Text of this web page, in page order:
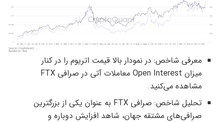
معرفی شاخص: در نمودار بالا قیمت اتریوم را در کنار
میزان Open Interest معاملات آتی در صرافی FTX
مشاهده می‌کنید.
تحلیل شاخص: صرافی FTX به عنوان یکی از بزرگترین
صرافی‌های مشتقه جهان، شاهد افزایش دوباره و